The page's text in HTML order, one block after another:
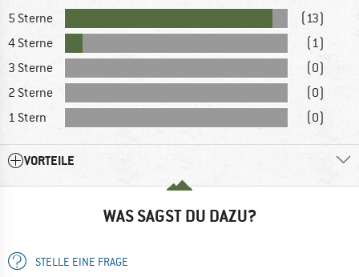
5 Sterne
(13)
4 Sterne
(1)
3 Sterne
(0)
2 Sterne
(0)
1 Stern
(0)
VORTEILE
WAS SAGST DU DAZU?
STELLE EINE FRAGE